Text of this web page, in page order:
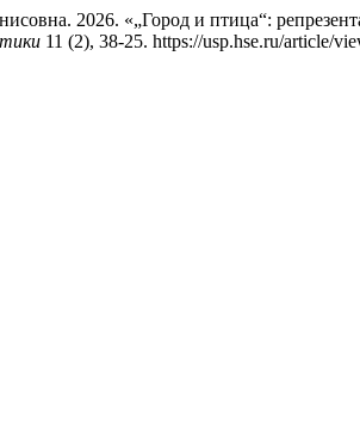
2026. «„Город и птица“:
11 (2), 38-25. https://usp.hse.ru/article/